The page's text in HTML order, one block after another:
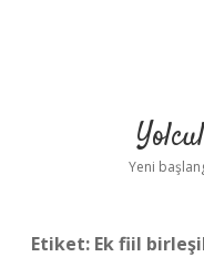
Yeni
Etiket: Ek fiil